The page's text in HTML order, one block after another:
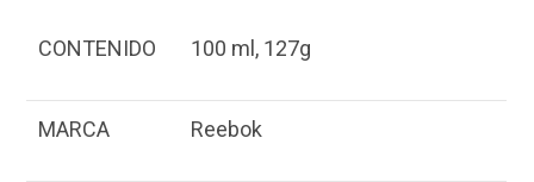
CONTENIDO 100 ml, 127g
MARCA Reebok